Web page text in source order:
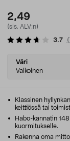
2,49
(sis. ALV:n)
3.7 (
Select
variant
Väri
Valkoinen
Klassinen
keittiössä tai
Habo-kannatin
kuormitukselle.
Rakenna oma